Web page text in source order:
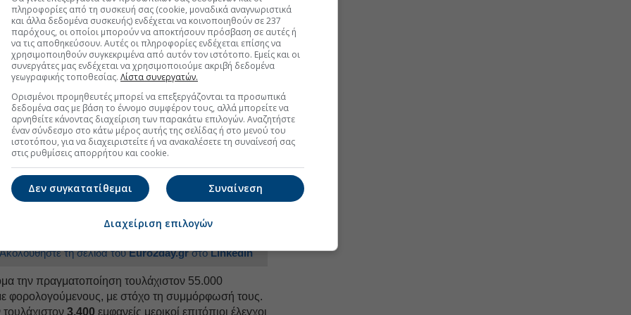
αδήλωτων αγοραπωλησιών ακινήτων, καθώς και
και ξένες τράπεζες.
φορολογούμενοι πουδεν δηλώνουν
εξωτερικό, όσοι εμφανίζουν μηδενικές δηλώσεις
τους, αλλά και συμβολαιογράφοι για τον έλεγχο
Google Discover!
εξελίξεις με την υπογραφη εγκυρότητας του Euro2day.gr
Ακολουθήστε τη σελίδα τουEuro2day.grστοLinkedin
την πραγματοποίηση τουλάχιστον 55.000
φορολογούμενους, με στόχο τη συμμόρφωσή τους.
3.400 εμφανείς μερικοί επιτόπιοι έλεγχοι
πληροφορίες από τη συσκευή σας (cookie, μοναδικά αναγνωριστικά
και άλλα δεδομένα συσκευής) ενδέχεται να κοινοποιηθούν σε 237
παρόχους, οι οποίοι μπορούν να αποκτήσουν πρόσβαση σε αυτές ή
να τις αποθηκεύσουν. Αυτές οι πληροφορίες ενδέχεται επίσης να
χρησιμοποιηθούν συγκεκριμένα από αυτόν τον ιστότοπο. Εμείς και οι
συνεργάτες μας ενδέχεται να χρησιμοποιούμε ακριβή δεδομένα
γεωγραφικής τοποθεσίας. Λίστα συνεργατών.
Ορισμένοι προμηθευτές μπορεί να επεξεργάζονται τα προσωπικά
δεδομένα σας με βάση το έννομο συμφέρον τους, αλλά μπορείτε να
αρνηθείτε κάνοντας διαχείριση των παρακάτω επιλογών. Αναζητήστε
έναν σύνδεσμο στο κάτω μέρος αυτής της σελίδας ή στο μενού του
ιστοτόπου, για να διαχειριστείτε ή να ανακαλέσετε τη συναίνεσή σας
στις ρυθμίσεις απορρήτου και cookie.
Συναίνεση
Δεν συγκατατίθεμαι
Διαχείριση επιλογών